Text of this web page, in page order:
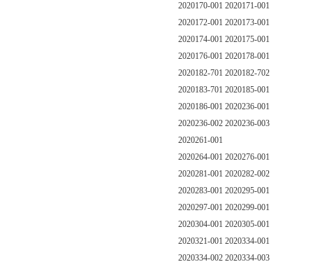
2020170-001 2020171-001
2020172-001 2020173-001
2020174-001 2020175-001
2020176-001 2020178-001
2020182-701 2020182-702
2020183-701 2020185-001
2020186-001 2020236-001
2020236-002 2020236-003
2020261-001
2020264-001 2020276-001
2020281-001 2020282-002
2020283-001 2020295-001
2020297-001 2020299-001
2020304-001 2020305-001
2020321-001 2020334-001
2020334-002 2020334-003